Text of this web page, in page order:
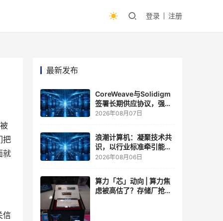
登录 注册
把
就
信
最新发布
CoreWeave与Solidigm
签署长期供应协议，强化
一体化人工智能云平台
2026年08月07日
浪潮计算机：凝聚技术共
识，以行业标准牵引能力
跃升
2026年08月06日
算力「芯」动向 | 算力焦
虑被高估了？存储厂抢了